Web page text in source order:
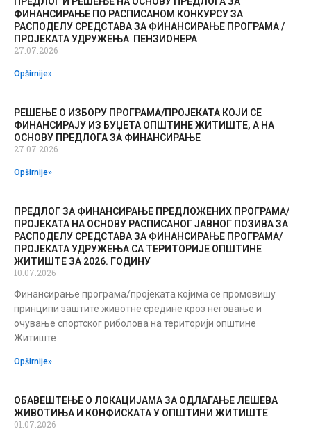
ФИНАНСИРАЊЕ ПО РАСПИСАНОМ КОНКУРСУ ЗА
РАСПОДЕЛУ СРЕДСТАВА ЗА ФИНАНСИРАЊЕ ПРОГРАМА /
ПРОЈЕКАТА УДРУЖЕЊА ПЕНЗИОНЕРА
27.07.2026
Opširnije»
РЕШЕЊЕ О ИЗБОРУ ПРОГРАМА/ПРОЈЕКАТА КОЈИ СЕ
ФИНАНСИРАЈУ ИЗ БУЏЕТА ОПШТИНЕ ЖИТИШТЕ, А НА
ОСНОВУ ПРЕДЛОГА ЗА ФИНАНСИРАЊЕ
27.07.2026
Opširnije»
ПРЕДЛОГ ЗА ФИНАНСИРАЊЕ ПРЕДЛОЖЕНИХ ПРОГРАМА/
ПРОЈЕКАТА НА ОСНОВУ РАСПИСАНОГ ЈАВНОГ ПОЗИВА ЗА
РАСПОДЕЛУ СРЕДСТАВА ЗА ФИНАНСИРАЊЕ ПРОГРАМА/
ПРОЈЕКАТА УДРУЖЕЊА СА ТЕРИТОРИЈЕ ОПШТИНЕ
ЖИТИШТЕ ЗА 2026. ГОДИНУ
10.07.2026
Финансирање програма/пројеката којима се промовишу
принципи заштите животне средине кроз неговање и
очување спортског риболова на територији општине
Житиште
Opširnije»
ОБАВЕШТЕЊЕ О ЛОКАЦИЈАМА ЗА ОДЛАГАЊЕ ЛЕШЕВА
ЖИВОТИЊА И КОНФИСКАТА У ОПШТИНИ ЖИТИШТЕ
01.07.2026